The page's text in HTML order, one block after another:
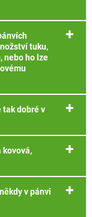
tuku,
nebo ho lze
tak dobré v
kovová,
v pánvi